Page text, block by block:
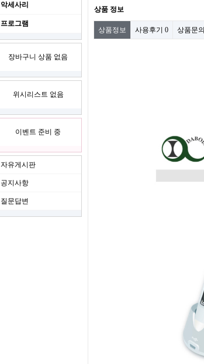
악세사리
프로그램
장바구니 상품 없음
위시리스트 없음
이벤트 준비 중
자유게시판
공지사항
질문답변
상품 정보
상품정보 사용후기 0 상품문의